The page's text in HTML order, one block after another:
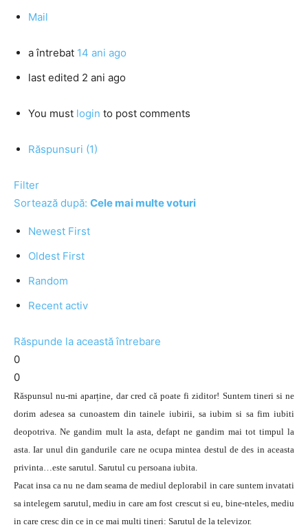
Mail
a întrebat 14 ani ago
last edited 2 ani ago
You must login to post comments
Răspunsuri (1)
Filter
Sortează după: Cele mai multe voturi
Newest First
Oldest First
Random
Recent activ
Răspunde la această întrebare
0
0
Răspunsul nu-mi aparține, dar cred că poate fi ziditor! Suntem tineri si ne
dorim adesea sa cunoastem din tainele iubirii, sa iubim si sa fim iubiti
deopotriva. Ne gandim mult la asta, defapt ne gandim mai tot timpul la
asta. Iar unul din gandurile care ne ocupa mintea destul de des in aceasta
privinta…este sarutul. Sarutul cu persoana iubita.
Pacat insa ca nu ne dam seama de mediul deplorabil in care suntem invatati
sa intelegem sarutul, mediu in care am fost crescut si eu, bine-nteles, mediu
in care cresc din ce in ce mai multi tineri: Sarutul de la televizor.